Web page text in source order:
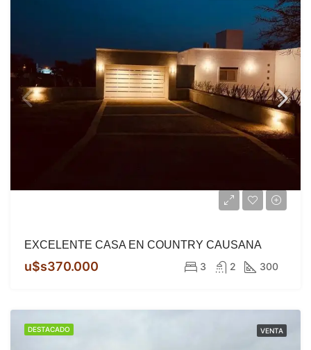
EXCELENTE CASA EN COUNTRY CAUSANA
u$s370.000 3 2 300
DESTACADO VENTA